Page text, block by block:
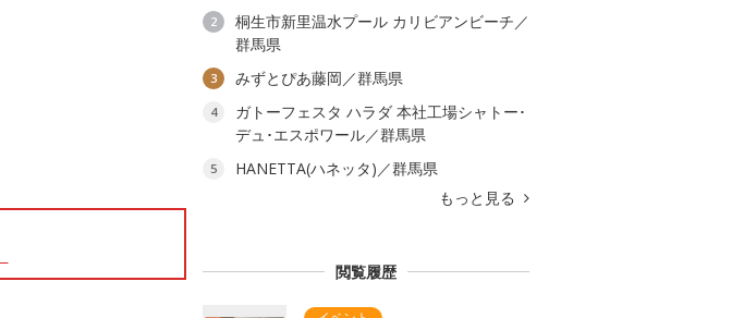
2
桐生市新里温水プール カリビアンビーチ／
群馬県
3 みずとぴあ藤岡／群馬県
4
ガトーフェスタ ハラダ 本社工場シャトー･
デュ･エスポワール／群馬県
5
HANETTA(ハネッタ)／群馬県
もっと見る
閲覧履歴